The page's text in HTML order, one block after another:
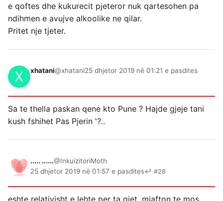
e qoftes dhe kukurecit pjeteror nuk qartesohen pa
ndihmen e avujve alkoolike ne qilar.
Pritet nje tjeter.
xhatani@xhatani25 dhjetor 2019 në 01:21 e pasdites
Sa te thella paskan qene kto Pune ? Hajde gjeje tani
kush fshihet Pas Pjerin '?..
..... ......@InkuizitoriMoth
25 dhjetor 2019 në 01:57 e pasdites↩ #28
eshte relativisht e lehte per ta gjet, mjafton te mos